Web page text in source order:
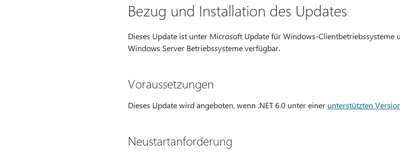
Bezug und Installation des Updates
Dieses Update ist unter Microsoft Update für Windows-Clientbetriebssysteme
Windows Server Betriebssysteme verfügbar.
Voraussetzungen
Dieses Update wird angeboten, wenn .NET 6.0 unter einer unterstützten
Neustartanforderung